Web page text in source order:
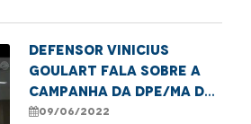
Defensor Vinicius
Goulart fala sobre a
campanha da DPE/MA de
combate a violência
09/06/2022